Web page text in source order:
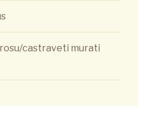
castraveti murati